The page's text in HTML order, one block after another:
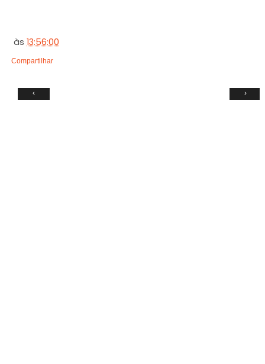
às13:56:00
Compartilhar
‹ ›